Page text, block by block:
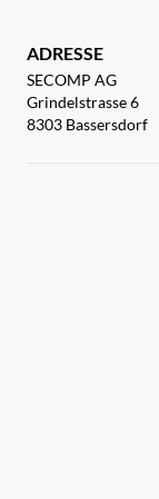
ADRESSE
SECOMP AG
Grindelstrasse 6
8303 Bassersdorf